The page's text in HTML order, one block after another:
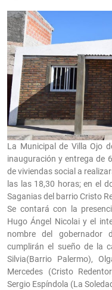
La Municipal de Villa Ojo
inauguración y entrega de
de viviendas social a
las las 18,30 horas; en el
Saganias del barrio Cristo
Se contará con la
Hugo Ángel Nicolai y el
nombre del gobernador
cumplirán el sueño de la
Silvia(Barrio Palermo),
Mercedes (Cristo
Sergio Espíndola (La